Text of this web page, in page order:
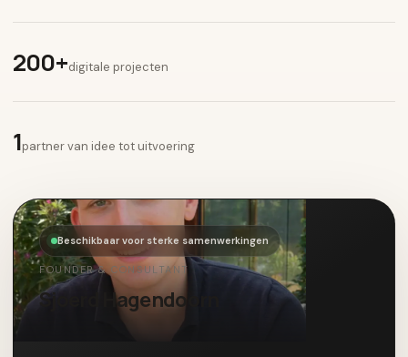
200+digitale projecten
1partner van idee tot uitvoering
Beschikbaar voor sterke samenwerkingen
FOUNDER & CONSULTANT
Sjoerd Hagendoorn